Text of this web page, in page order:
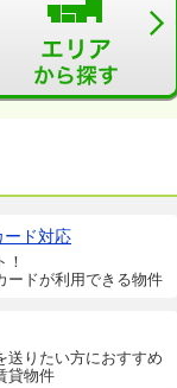
ード対応
！
ードが利用できる物件
送りたい方におすすめ
貸物件